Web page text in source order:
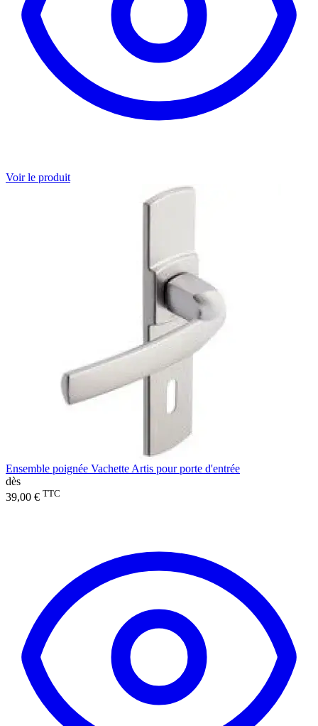
Voir le produit
Ensemble poignée Vachette Artis pour porte d'entrée
dès
39,00 € TTC